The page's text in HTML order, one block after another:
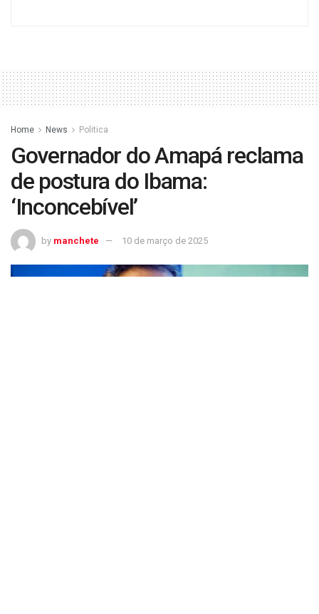
Home News Politica
Governador do Amapá reclama
de postura do Ibama:
‘Inconcebível’
by manchete 10 de março de 2025